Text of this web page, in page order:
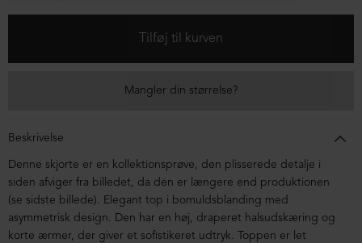
Mangler din størrelse?
Beskrivelse
Denne skjorte er en kollektionsprøve, den plisserede detalje i
siden afviger fra billedet, da den er længere end produktionen
(se sidste billede). Elegant top i bomuldsblanding med
asymmetrisk design. Den har en høj, draperet halsudskæring og
korte ærmer, der giver et sofistikeret udtryk. Toppen er let